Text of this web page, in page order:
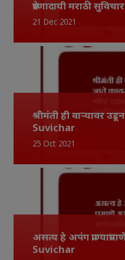
प्रेरणादायी मराठी सुविचार
21 Dec 2021
श्रीमंती ही वाऱ्यावर
Suvichar
25 Oct 2021
असत्य हे अपंग
Suvichar